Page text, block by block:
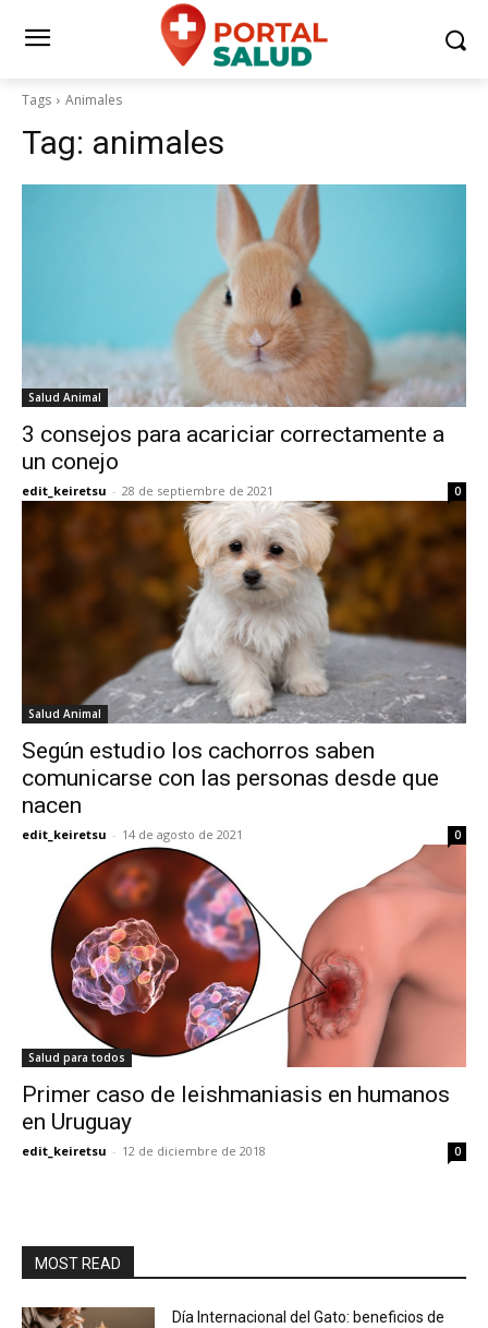
Tags Animales
Tag: animales
Salud Animal
3 consejos para acariciar correctamente a
un conejo
edit_keiretsu - 28 de septiembre de 2021 0
Salud Animal
Según estudio los cachorros saben
comunicarse con las personas desde que
nacen
edit_keiretsu - 14 de agosto de 2021 0
Salud para todos
Primer caso de leishmaniasis en humanos
en Uruguay
edit_keiretsu - 12 de diciembre de 2018 0
MOST READ
Día Internacional del Gato: beneficios de